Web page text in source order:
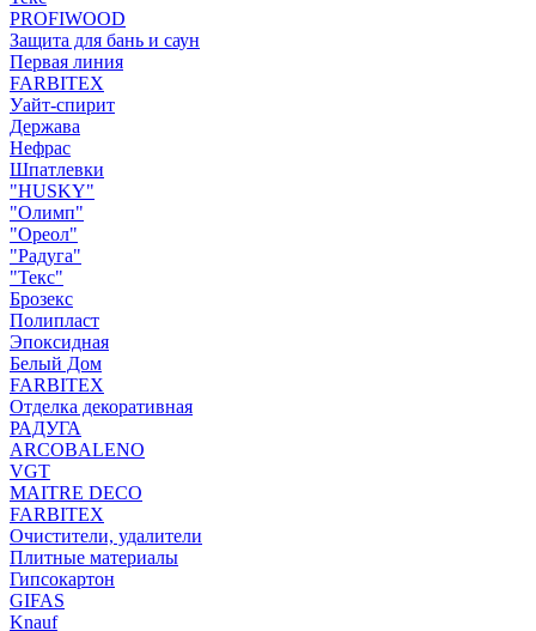
PROFIWOOD
Защита для бань и саун
Первая линия
FARBITEX
Уайт-спирит
Держава
Нефрас
Шпатлевки
"HUSKY"
"Олимп"
"Ореол"
"Радуга"
"Текс"
Брозекс
Полипласт
Эпоксидная
Белый Дом
FARBITEX
Отделка декоративная
РАДУГА
ARCOBALENO
VGT
MAITRE DECO
FARBITEX
Очистители, удалители
Плитные материалы
Гипсокартон
GIFAS
Knauf